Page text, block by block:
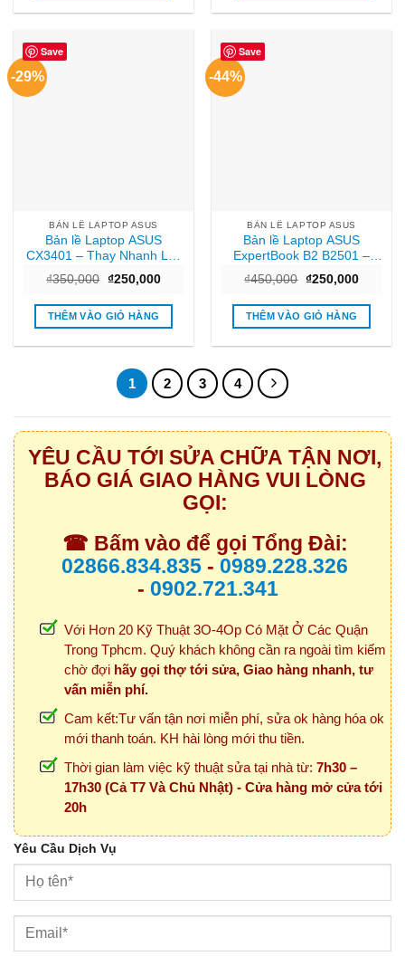
Save
-29%
BẢN LỀ LAPTOP ASUS
Bản lề Laptop ASUS
CX3401 – Thay Nhanh Lấy
₫350,000 Giá
là:
₫350,000.
₫250,000Giá
tại
₫250,000.
THÊM VÀO GIỎ HÀNG
Save
-44%
BẢN LỀ LAPTOP ASUS
Bản lề Laptop ASUS
ExpertBook B2 B2501 –
TPHCM
₫450,000 Giá
là:
₫450,000.
₫250,000Giá
tại
THÊM VÀO GIỎ HÀNG
1 2 3 4
YÊU CẦU TỚI SỬA CHỮA TẬN NƠI,
BÁO GIÁ GIAO HÀNG VUI LÒNG
GỌI:
☎ Bấm vào để gọi Tổng Đài:
02866.834.835 - 0989.228.326
- 0902.721.341
Với Hơn 20 Kỹ Thuật 3O-4Op Có Mặt Ở Các Quận
Trong Tphcm. Quý khách không cần ra ngoài tìm kiếm
chờ đợi hãy gọi thợ tới sửa, Giao hàng nhanh, tư
vấn miễn phí.
Cam kết:Tư vấn tận nơi miễn phí, sửa ok hàng hóa ok
mới thanh toán. KH hài lòng mới thu tiền.
Thời gian làm việc kỹ thuật sửa tại nhà từ: 7h30 –
17h30 (Cả T7 Và Chủ Nhật) - Cửa hàng mở cửa tới
20h
Yêu Cầu Dịch Vụ